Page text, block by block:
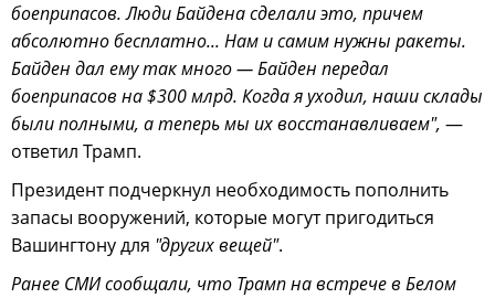
боеприпасов. Люди Байдена сделали это, причем
абсолютно бесплатно... Нам и самим нужны ракеты.
Байден дал ему так много — Байден передал
боеприпасов на $300 млрд. Когда я уходил, наши склады
были полными, а теперь мы их восстанавливаем", —
ответил Трамп.
Президент подчеркнул необходимость пополнить
запасы вооружений, которые могут пригодиться
Вашингтону для "других вещей".
Ранее СМИ сообщали, что Трамп на встрече в Белом